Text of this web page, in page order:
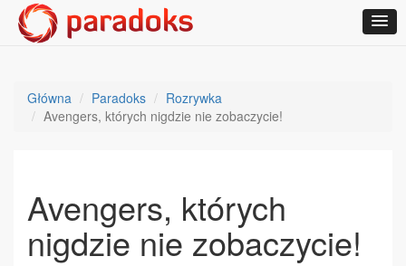
Główna Paradoks
Rozrywka
Avengers, których nigdzie nie zobaczycie!
Avengers, których
nigdzie nie zobaczycie!